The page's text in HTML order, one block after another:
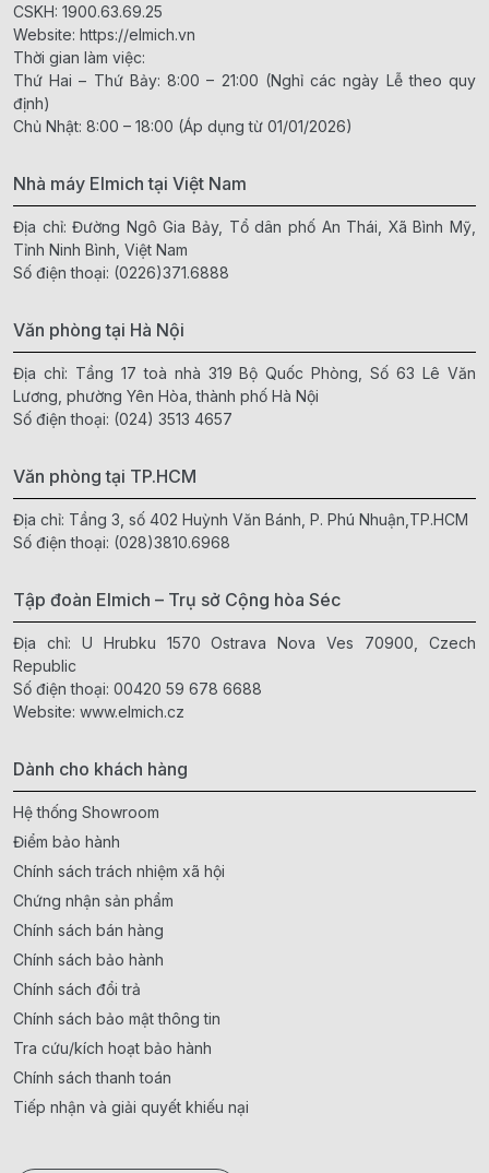
CSKH: 1900.63.69.25
Website: https://elmich.vn
Thời gian làm việc:
Thứ Hai – Thứ Bảy: 8:00 – 21:00 (Nghỉ các ngày Lễ theo quy
định)
Chủ Nhật: 8:00 – 18:00 (Áp dụng từ 01/01/2026)
Nhà máy Elmich tại Việt Nam
Địa chỉ: Đường Ngô Gia Bảy, Tổ dân phố An Thái, Xã Bình Mỹ,
Tỉnh Ninh Bình, Việt Nam
Số điện thoại: (0226)371.6888
Văn phòng tại Hà Nội
Địa chỉ: Tầng 17 toà nhà 319 Bộ Quốc Phòng, Số 63 Lê Văn
Lương, phường Yên Hòa, thành phố Hà Nội
Số điện thoại: (024) 3513 4657
Văn phòng tại TP.HCM
Địa chỉ: Tầng 3, số 402 Huỳnh Văn Bánh, P. Phú Nhuận,TP.HCM
Số điện thoại: (028)3810.6968
Tập đoàn Elmich – Trụ sở Cộng hòa Séc
Địa chỉ: U Hrubku 1570 Ostrava Nova Ves 70900, Czech
Republic
Số điện thoại: 00420 59 678 6688
Website: www.elmich.cz
Dành cho khách hàng
Hệ thống Showroom
Điểm bảo hành
Chính sách trách nhiệm xã hội
Chứng nhận sản phẩm
Chính sách bán hàng
Chính sách bảo hành
Chính sách đổi trả
Chính sách bảo mật thông tin
Tra cứu/kích hoạt bảo hành
Chính sách thanh toán
Tiếp nhận và giải quyết khiếu nại